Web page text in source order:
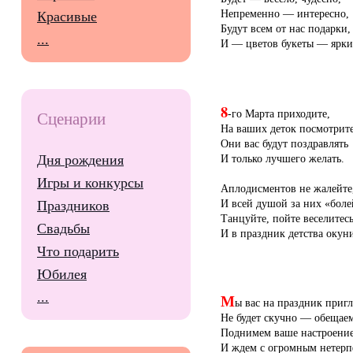
Непременно — интересно,
Будут всем от нас подарки,
И — цветов букеты —
8-го Марта приходите,
На ваших деток
Они вас будут поздравлять
И только лучшего желать.
Аплодисментов не жалейте,
И всей душой за них
Танцуйте, пойте веселитесь
И в праздник детства
Мы вас на праздник
Не будет скучно —
Поднимем ваше
И ждем с огромным
Красивые
...
Сценарии
Дня рождения
Игры и конкурсы
Праздников
Свадьбы
Что подарить
Юбилея
...